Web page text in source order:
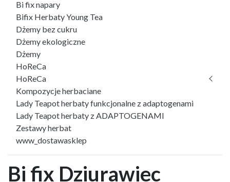
Bi fix napary
Bifix Herbaty Young Tea
Dżemy bez cukru
Dżemy ekologiczne
Dżemy
HoReCa
HoReCa
Kompozycje herbaciane
Lady Teapot herbaty funkcjonalne z adaptogenami
Lady Teapot herbaty z ADAPTOGENAMI
Zestawy herbat
www_dostawasklep
Bi fix Dziurawiec